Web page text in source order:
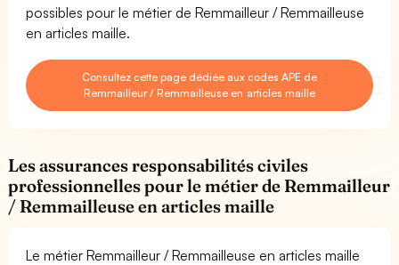
possibles pour le métier de Remmailleur / Remmailleuse
en articles maille.
Consultez cette page dédiée aux codes APE de
Remmailleur / Remmailleuse en articles maille
Les assurances responsabilités civiles
professionnelles pour le métier de Remmailleur
/ Remmailleuse en articles maille
Le métier Remmailleur / Remmailleuse en articles maille